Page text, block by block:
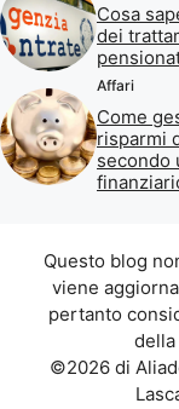
Cosa
dei
Affari
Come
risparmi
secondo
Questo blog
viene
pertanto
della
©2026 di